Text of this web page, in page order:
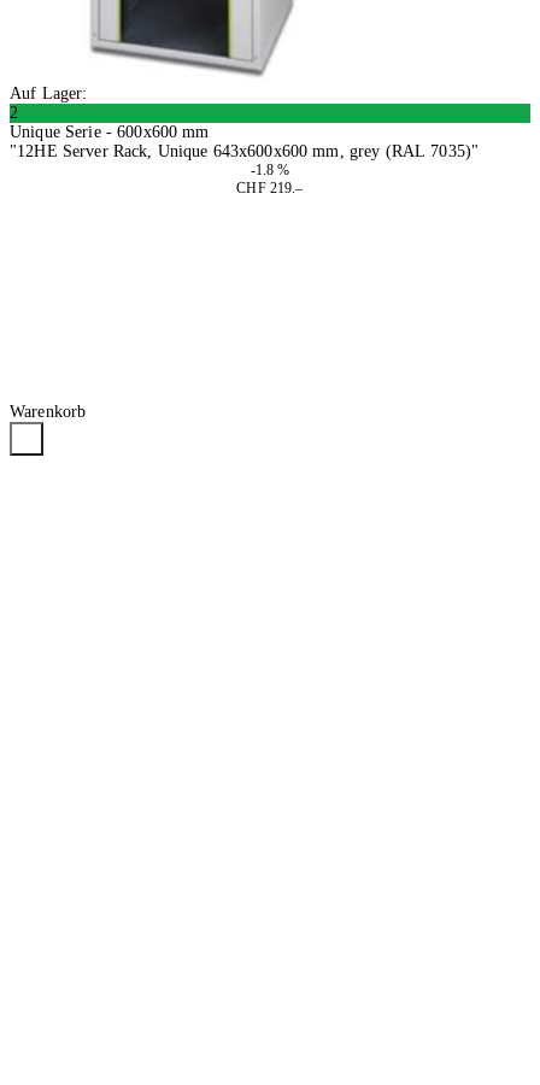
Auf Lager:
2
Unique Serie - 600x600 mm
"12HE Server Rack, Unique 643x600x600 mm, grey (RAL 7035)"
-1.8 %
CHF 219.–
Warenkorb